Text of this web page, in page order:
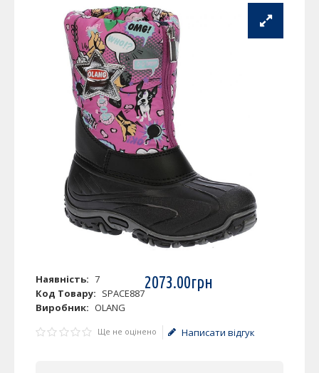
Наявність: 7
Код Товару: SPACE887
Виробник: OLANG
2073.00грн
Ще не оцінено Написати відгук